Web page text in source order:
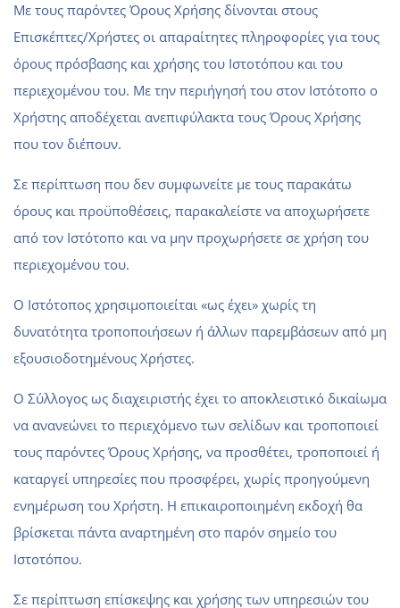
Με τους παρόντες Όρους Χρήσης δίνονται στους
Eπισκέπτες/Xρήστες οι απαραίτητες πληροφορίες για τους
όρους πρόσβασης και χρήσης του Ιστοτόπου και του
περιεχομένου του. Με την περιήγησή του στον Ιστότοπο ο
Xρήστης αποδέχεται ανεπιφύλακτα τους Όρους Χρήσης
που τον διέπουν.
Σε περίπτωση που δεν συμφωνείτε με τους παρακάτω
όρους και προϋποθέσεις, παρακαλείστε να αποχωρήσετε
από τον Ιστότοπο και να μην προχωρήσετε σε χρήση του
περιεχομένου του.
Ο Ιστότοπος χρησιμοποιείται «ως έχει» χωρίς τη
δυνατότητα τροποποιήσεων ή άλλων παρεμβάσεων από μη
εξουσιοδοτημένους Χρήστες.
Ο Σύλλογος ως διαχειριστής έχει το αποκλειστικό δικαίωμα
να ανανεώνει το περιεχόμενο των σελίδων και τροποποιεί
τους παρόντες Όρους Χρήσης, να προσθέτει, τροποποιεί ή
καταργεί υπηρεσίες που προσφέρει, χωρίς προηγούμενη
ενημέρωση του Χρήστη. H επικαιροποιημένη εκδοχή θα
βρίσκεται πάντα αναρτημένη στο παρόν σημείο του
Ιστοτόπου.
Σε περίπτωση επίσκεψης και χρήσης των υπηρεσιών του